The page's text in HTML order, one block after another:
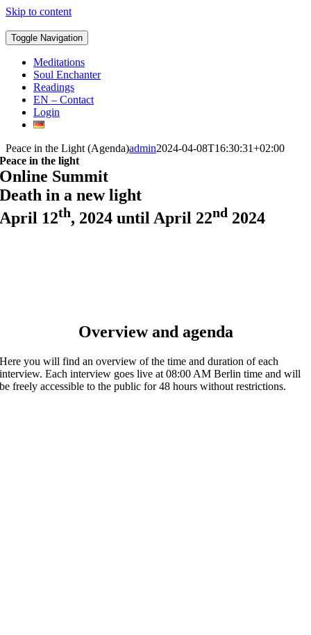
Skip to content
Toggle Navigation
Meditations
Soul Enchanter
Readings
EN – Contact
Login
Peace in the Light (Agenda)admin2024-04-08T16:30:31+02:00
Peace in the light
Online Summit
Death in a new light
April 12th, 2024 until April 22nd 2024
Overview and agenda
Here you will find an overview of the time and duration of each
interview. Each interview goes live at 08:00 AM Berlin time and will
be freely accessible to the public for 48 hours without restrictions.